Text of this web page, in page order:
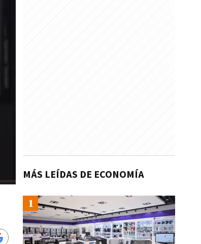
MÁS LEÍDAS DE ECONOMÍA